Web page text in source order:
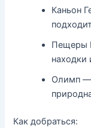
Каньон
Пещеры
находки
Олимп —
Как добраться: